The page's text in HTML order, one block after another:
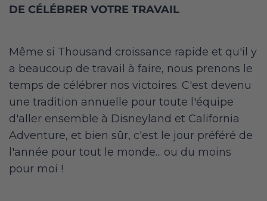
DE CÉLÉBRER VOTRE TRAVAIL
Même si Thousand croissance rapide et qu'il y
a beaucoup de travail à faire, nous prenons le
temps de célébrer nos victoires. C'est devenu
une tradition annuelle pour toute l'équipe
d'aller ensemble à Disneyland et California
Adventure, et bien sûr, c'est le jour préféré de
l'année pour tout le monde... ou du moins
pour moi !